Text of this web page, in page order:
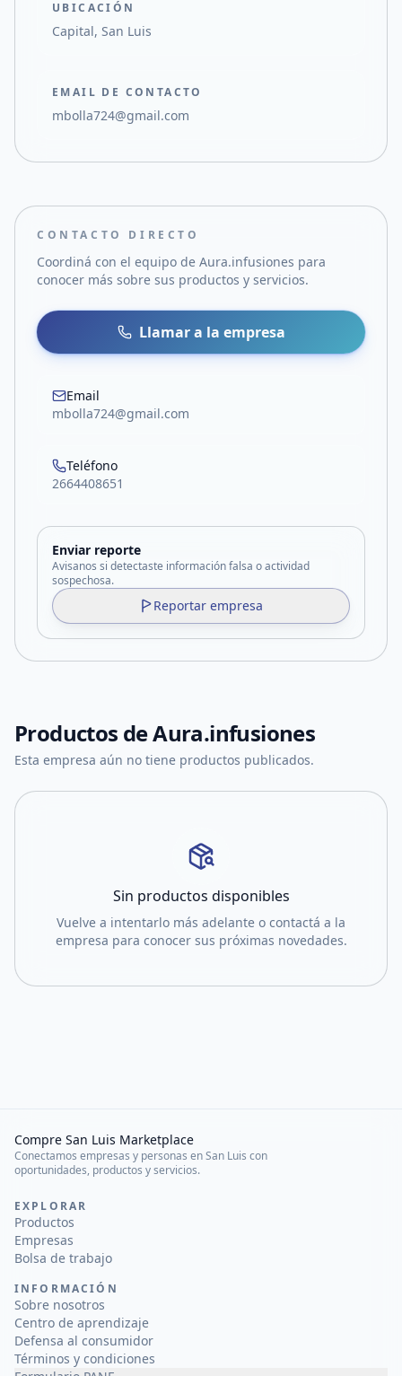
UBICACIÓN
Capital, San Luis
EMAIL DE CONTACTO
mbolla724@gmail.com
CONTACTO DIRECTO
Coordiná con el equipo de Aura.infusiones para
conocer más sobre sus productos y servicios.
Llamar a la empresa
Email
mbolla724@gmail.com
Teléfono
2664408651
Enviar reporte
Avisanos si detectaste información falsa o actividad
sospechosa.
Reportar empresa
Productos deAura.infusiones
Esta empresa aún no tiene productos publicados.
Sin productos disponibles
Vuelve a intentarlo más adelante o contactá a la
empresa para conocer sus próximas novedades.
Compre San Luis Marketplace
Conectamos empresas y personas en San Luis con
oportunidades, productos y servicios.
EXPLORAR
Productos
Empresas
Bolsa de trabajo
INFORMACIÓN
Sobre nosotros
Centro de aprendizaje
Defensa al consumidor
Términos y condiciones